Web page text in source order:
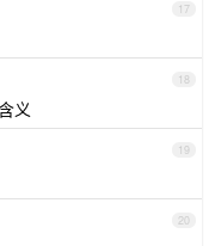
17
18
义
19
20